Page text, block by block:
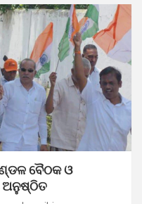
ବୈଠକ ଓ
ଅନୁଷ୍ଠିତ